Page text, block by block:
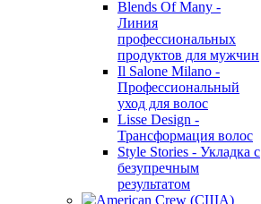
Blends Of Many -
Линия
профессиональных
продуктов для мужчин
Il Salone Milano -
Профессиональный
уход для волос
Lisse Design -
Трансформация волос
Style Stories - Укладка с
безупречным
результатом